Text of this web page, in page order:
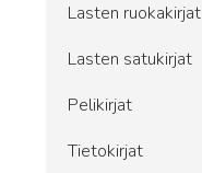
Lasten ruokakirjat
Lasten satukirjat
Pelikirjat
Tietokirjat